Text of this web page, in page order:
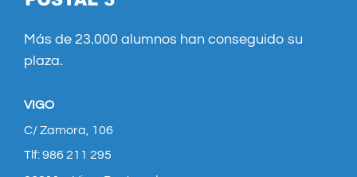
Más de 23.000 alumnos han conseguido su
plaza.
VIGO
C/ Zamora, 106
Tlf: 986 211 295